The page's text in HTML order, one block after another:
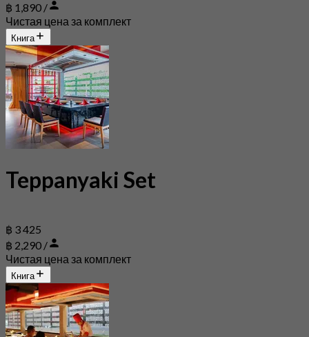
฿ 1,890 /
Чистая цена за комплект
Книга
Teppanyaki Set
฿ 3 425
฿ 2,290 /
Чистая цена за комплект
Книга